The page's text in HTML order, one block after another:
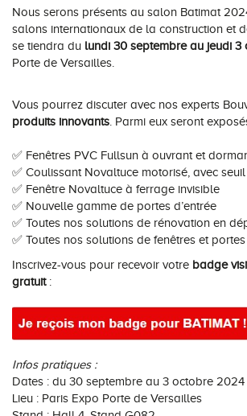
Nous serons présents au salon Batimat
salons internationaux de la construction et
se tiendra du lundi 30 septembre au jeudi 3
Porte de Versailles.
Vous pourrez discuter avec nos experts
produits innovants . Parmi eux seront
✅ Fenêtres PVC Fullsun à ouvrant et
✅ Coulissant Novaltuce motorisé, avec seuil
✅ Fenêtre Novaltuce à ferrage invisible
✅ Nouvelle gamme de portes d’entrée
✅ Toutes nos solutions de rénovation en
✅ Toutes nos solutions de fenêtres et
Inscrivez-vous pour recevoir votre badge
gratuit:
Infos pratiques :
Dates : du 30 septembre au 3 octobre 2024
Lieu : Paris Expo Porte de Versailles
Conseils pour choisir
Demander un devis
Tous nos accessoires volets
Tous nos accessoires volets
Classique
Accessoires
Télécharger le